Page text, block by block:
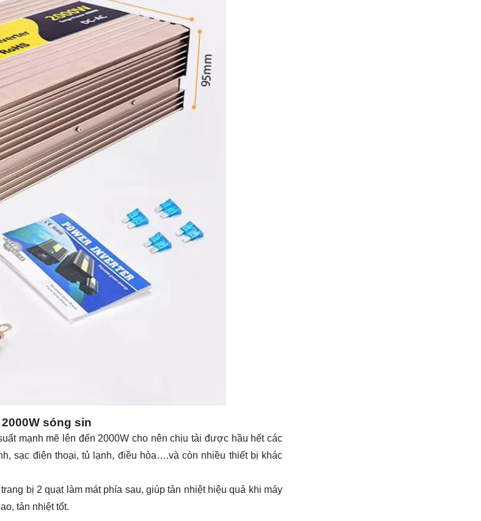
sóng sin
mạnh mẽ lên đến 2000W cho nên chịu tải được hầu hết các
sạc điện thoại, tủ lạnh, điều hòa….và còn nhiều thiết bị khác
bị 2 quạt làm mát phía sau, giúp tản nhiệt hiệu quả khi máy
tản nhiệt tốt.